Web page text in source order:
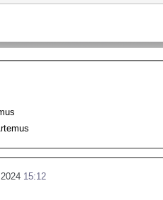
15:12